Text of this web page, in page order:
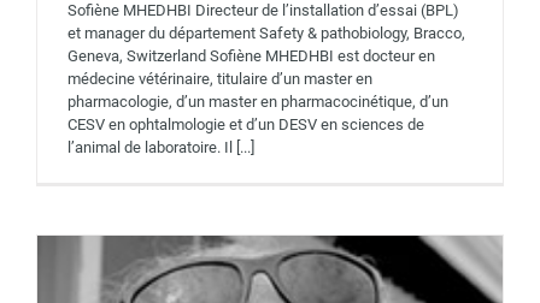
Sofiène MHEDHBI Directeur de l’installation d’essai (BPL)
et manager du département Safety & pathobiology, Bracco,
Geneva, Switzerland Sofiène MHEDHBI est docteur en
médecine vétérinaire, titulaire d’un master en
pharmacologie, d’un master en pharmacocinétique, d’un
CESV en ophtalmologie et d’un DESV en sciences de
l’animal de laboratoire. Il [...]
Daniel BERTRAND
Intervenants 2019